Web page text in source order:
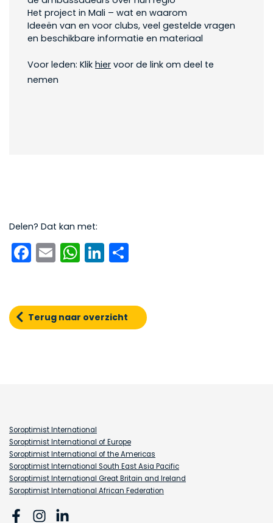
Het project in Mali – wat en waarom
Ideeën van en voor clubs, veel gestelde vragen
en beschikbare informatie en materiaal
Voor leden: Klik hier voor de link om deel te
nemen
Delen? Dat kan met:
Facebook
EmailWhatsApp
LinkedIn
Terug naar overzicht
Soroptimist International
Soroptimist International of Europe
Soroptimist International of the Americas
Soroptimist International South East Asia Pacific
Soroptimist International Great Britain and Ireland
Soroptimist International African Federation